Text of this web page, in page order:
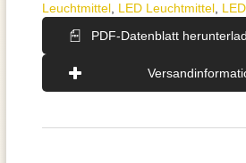
Leuchtmittel LED Leuchtmittel
PDF-Datenblatt